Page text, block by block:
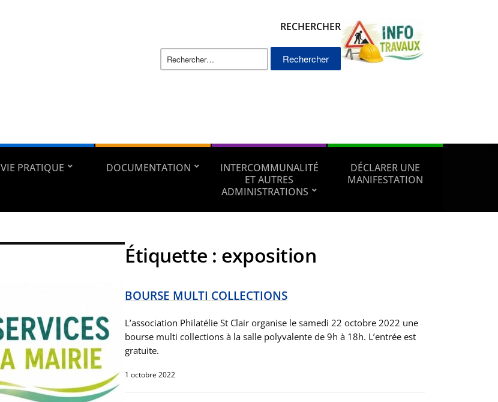
RECHERCHER
Rechercher :
VIE PRATIQUE DOCUMENTATION
INTERCOMMUNALITÉ
ET AUTRES
ADMINISTRATIONS
DÉCLARER UNE
MANIFESTATION
Étiquette : exposition
BOURSE MULTI COLLECTIONS
L’association Philatélie St Clair organise le samedi 22 octobre 2022 une
bourse multi collections à la salle polyvalente de 9h à 18h. L’entrée est
gratuite.
1 octobre 2022